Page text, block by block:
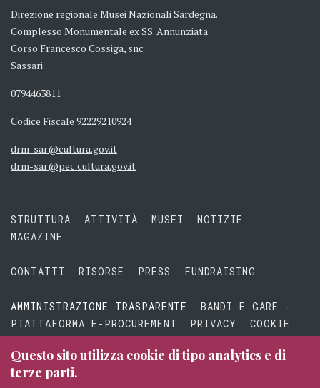
Direzione regionale Musei Nazionali Sardegna.
Complesso Monumentale ex SS. Annunziata
Corso Francesco Cossiga, snc
Sassari
0794463811
Codice Fiscale 92229210924
drm-sar@cultura.gov.it
drm-sar@pec.cultura.gov.it
STRUTTURA ATTIVITÀ MUSEI
NOTIZIE
MAGAZINE
CONTATTI RISORSE PRESS FUNDRAISING
AMMINISTRAZIONE TRASPARENTE
BANDI E GARE -
PIATTAFORMA E-PROCUREMENT
PRIVACY
COOKIE
TERMINI E CONDIZIONI
Questo sito utilizza cookie di tipo analytics e di
terze parti.